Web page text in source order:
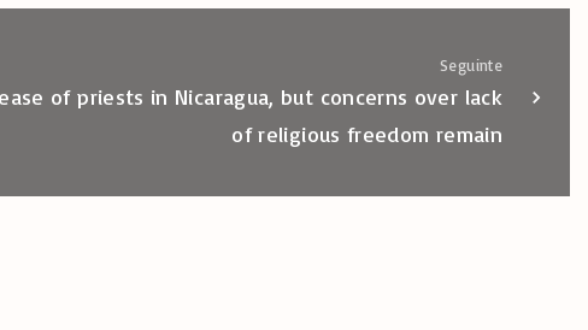
Seguinte
of priests in Nicaragua, but concerns over lack
of religious freedom remain